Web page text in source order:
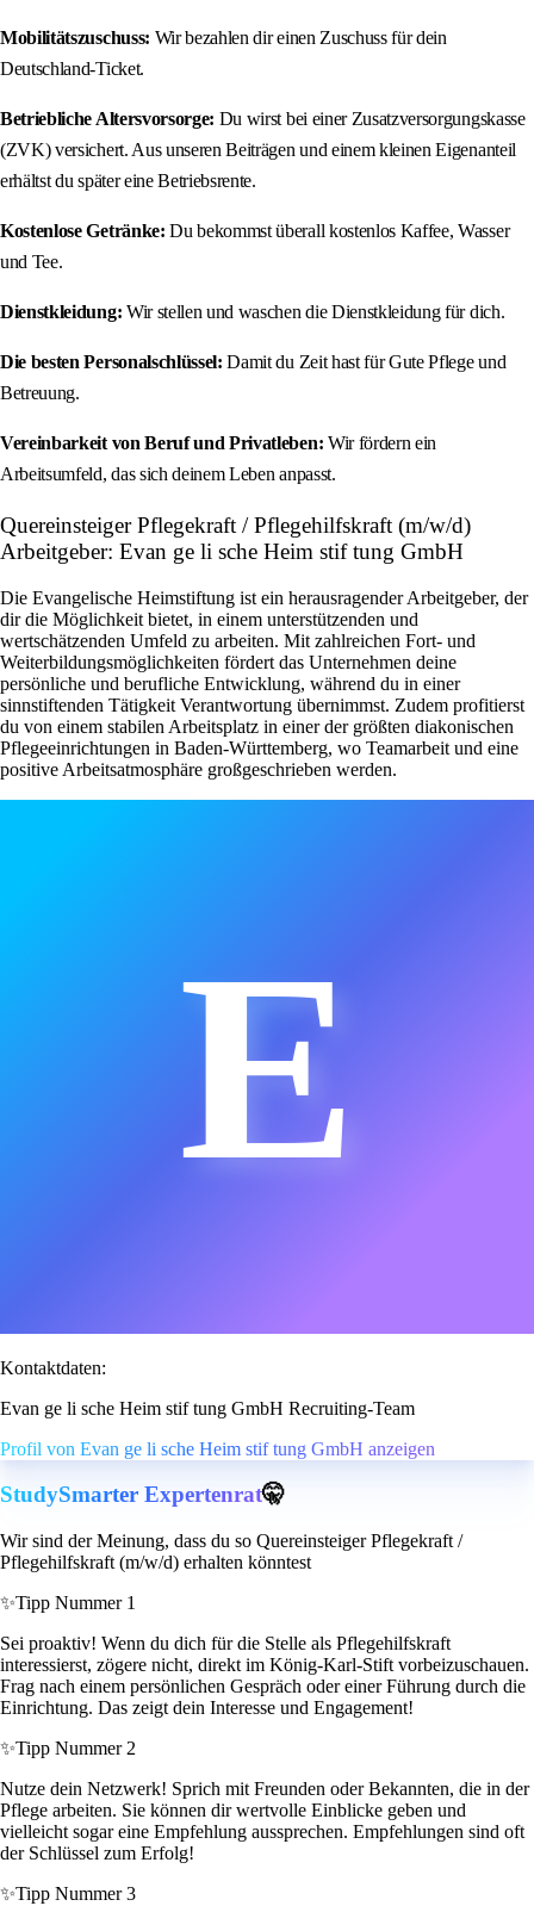
Mobilitätszuschuss: Wir bezahlen dir einen Zuschuss für dein
Deutschland-Ticket.
Betriebliche Altersvorsorge: Du wirst bei einer Zusatzversorgungskasse
(ZVK) versichert. Aus unseren Beiträgen und einem kleinen Eigenanteil
erhältst du später eine Betriebsrente.
Kostenlose Getränke: Du bekommst überall kostenlos Kaffee, Wasser
und Tee.
Dienstkleidung: Wir stellen und waschen die Dienstkleidung für dich.
Die besten Personalschlüssel: Damit du Zeit hast für Gute Pflege und
Betreuung.
Vereinbarkeit von Beruf und Privatleben: Wir fördern ein
Arbeitsumfeld, das sich deinem Leben anpasst.
Quereinsteiger Pflegekraft / Pflegehilfskraft (m/w/d)
Arbeitgeber: Evan ge li sche Heim stif tung GmbH
Die Evangelische Heimstiftung ist ein herausragender Arbeitgeber, der
dir die Möglichkeit bietet, in einem unterstützenden und
wertschätzenden Umfeld zu arbeiten. Mit zahlreichen Fort- und
Weiterbildungsmöglichkeiten fördert das Unternehmen deine
persönliche und berufliche Entwicklung, während du in einer
sinnstiftenden Tätigkeit Verantwortung übernimmst. Zudem profitierst
du von einem stabilen Arbeitsplatz in einer der größten diakonischen
Pflegeeinrichtungen in Baden-Württemberg, wo Teamarbeit und eine
positive Arbeitsatmosphäre großgeschrieben werden.
E
Kontaktdaten:
Evan ge li sche Heim stif tung GmbH Recruiting-Team
Profil von Evan ge li sche Heim stif tung GmbH anzeigen
StudySmarter Expertenrat🤫
Wir sind der Meinung, dass du so Quereinsteiger Pflegekraft /
Pflegehilfskraft (m/w/d) erhalten könntest
✨Tipp Nummer 1
Sei proaktiv! Wenn du dich für die Stelle als Pflegehilfskraft
interessierst, zögere nicht, direkt im König-Karl-Stift vorbeizuschauen.
Frag nach einem persönlichen Gespräch oder einer Führung durch die
Einrichtung. Das zeigt dein Interesse und Engagement!
✨Tipp Nummer 2
Nutze dein Netzwerk! Sprich mit Freunden oder Bekannten, die in der
Pflege arbeiten. Sie können dir wertvolle Einblicke geben und
vielleicht sogar eine Empfehlung aussprechen. Empfehlungen sind oft
der Schlüssel zum Erfolg!
✨Tipp Nummer 3